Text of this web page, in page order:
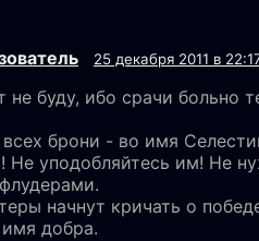
25 декабря 2011 в
не буду, ибо срачи больно
брони - во имя
Не уподобляйтесь им! Не
начнут кричать о
добра.